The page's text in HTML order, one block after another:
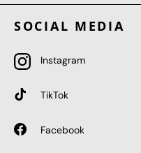
SOCIAL MEDIA
Instagram
TikTok
Facebook